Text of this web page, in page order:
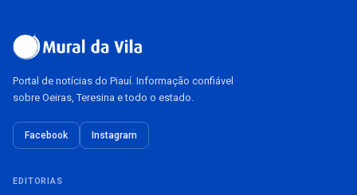
Portal de notícias do Piauí. Informação confiável
sobre Oeiras, Teresina e todo o estado.
Facebook Instagram
EDITORIAS